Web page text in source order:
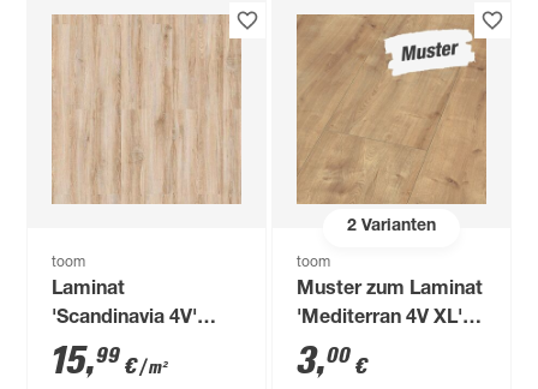
toom
Laminat
'Scandinavia 4V'
Eiche Esperanza
hellbraun 7 mm
15,99 €/ m²
2Varianten
toom
Muster zum Laminat
'Mediterran 4V XL'
Eiche Burlington
braun 8 mm
3,00 €